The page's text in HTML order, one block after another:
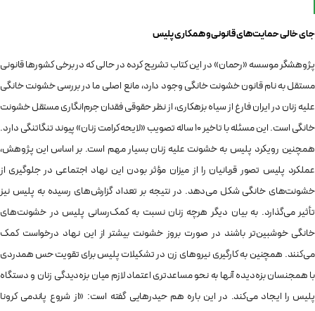
جای خالی حمایت‌های قانونی و همکاری پلیس
پژوهشگر موسسه «رحمان» در این کتاب تشریح کرده در حالی که در برخی کشورها قانونی
مستقل به نام قانون خشونت خانگی وجود دارد، مانع اصلی ما در بررسی خشونت خانگی
علیه زنان در ایران فارغ از سیاه بزهکاری، از نظر حقوقی فقدان جرم‌انگاری مستقل خشونت
خانگی است. این مسئله با تاخیر ۱۰ ساله تصویب «لایحه کرامت زنان» پیوند تنگاتنگی دارد.
همچنین رویکرد پلیس به خشونت علیه زنان بسیار مهم است. بر اساس این پژوهش،
عملکرد پلیس تصور قربانیان را از میزان مؤثر بودن این نهاد اجتماعی در جلوگیری از
خشونت‌های خانگی شکل می‌دهد. در نتیجه بر تعداد گزارش‌های رسیده به پلیس نیز
تأثیر می‌گذارد. به بیان دیگر هرچه زنان نسبت به کمک‌رسانی پلیس در خشونت‌های
خانگی خوشبین‌تر باشند در صورت بروز خشونت بیشتر از این نهاد درخواست کمک
می‌کنند. همچنین به کارگیری نیروهای زن در تشکیلات پلیس برای تقویت حس همدردی
با همجنسان بزه‌دیده آنها به نحو مساعدتری اعتماد لازم میان بزه‌دیدگی زنان و دستگاه
پلیس را ایجاد می‌‎کند. در این باره هم حیدرهایی گفته است: «از شروع پاندمی کرونا